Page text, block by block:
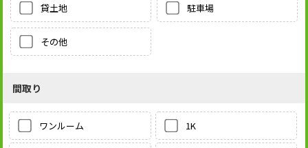
貸土地 駐車場
その他
間取り
ワンルーム 1K